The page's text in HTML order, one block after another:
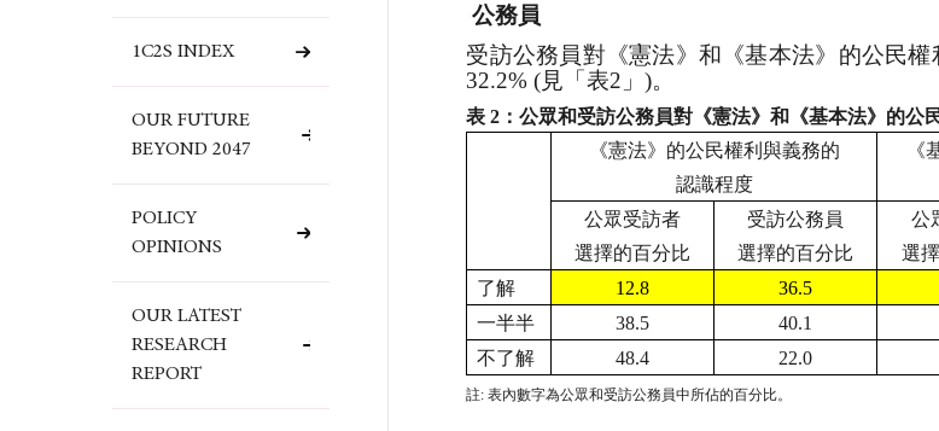
1C2S INDEX
OUR FUTURE
BEYOND 2047
POLICY
OPINIONS
OUR LATEST
RESEARCH
REPORT
公務員
受訪公務員對《憲法》和《基本法》的公民
32.2% (見「表2 」)。
表 2 ：公眾和受訪公務員對《憲法》和《基本法》的公
《憲法》的公民權利與義務的
認識程度
《
公眾受訪者
選擇的百分比
受訪公務員
選擇的百分比
公
選
了解
12.8 36.5
一半半
38.5 40.1
不了解
48.4 22.0
註:表內數字為公眾和受訪公務員中所佔的百分比。